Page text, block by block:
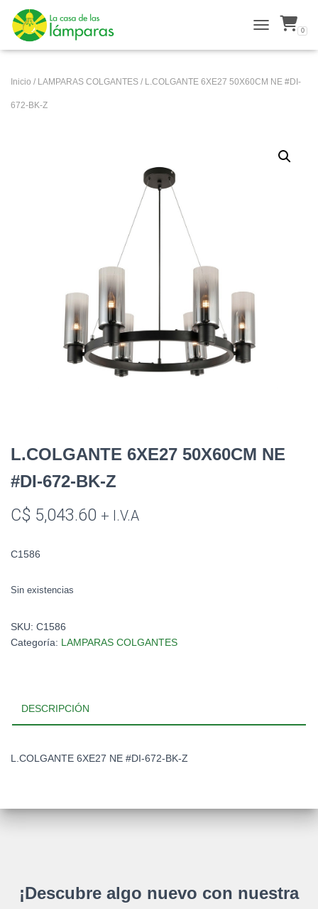
ALTERNAR
0
Inicio / LAMPARAS COLGANTES / L.COLGANTE 6XE27 50X60CM NE #DI-
672-BK-Z
L.COLGANTE 6XE27 50X60CM NE
#DI-672-BK-Z
C$ 5,043.60 + I.V.A
C1586
Sin existencias
SKU: C1586
Categoría: LAMPARAS COLGANTES
DESCRIPCIÓN
L.COLGANTE 6XE27 NE #DI-672-BK-Z
¡Descubre algo nuevo con nuestra